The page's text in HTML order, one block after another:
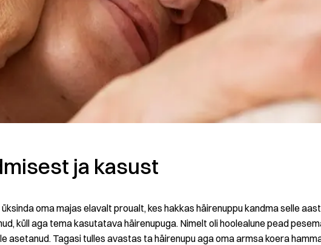
ja kasust
oma majas elavalt proualt, kes hakkas häirenuppu kandma selle
küll aga tema kasutatava häirenupuga. Nimelt oli hoolealune pead
asetanud. Tagasi tulles avastas ta häirenupu aga oma armsa koera